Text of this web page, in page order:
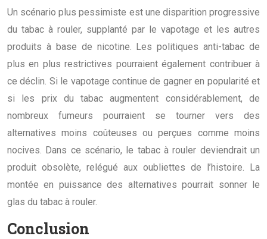
Un scénario plus pessimiste est une disparition progressive
du tabac à rouler, supplanté par le vapotage et les autres
produits à base de nicotine. Les politiques anti-tabac de
plus en plus restrictives pourraient également contribuer à
ce déclin. Si le vapotage continue de gagner en popularité et
si les prix du tabac augmentent considérablement, de
nombreux fumeurs pourraient se tourner vers des
alternatives moins coûteuses ou perçues comme moins
nocives. Dans ce scénario, le tabac à rouler deviendrait un
produit obsolète, relégué aux oubliettes de l’histoire. La
montée en puissance des alternatives pourrait sonner le
glas du tabac à rouler.
Conclusion